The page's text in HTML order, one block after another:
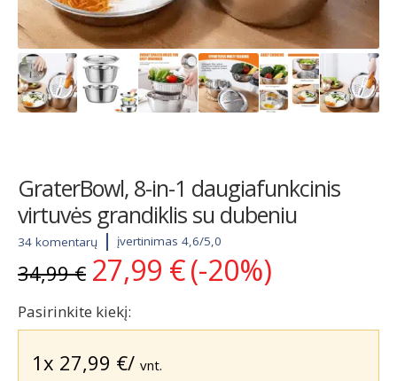
GraterBowl, 8-in-1 daugiafunkcinis
virtuvės grandiklis su dubeniu
34 komentarų įvertinimas 4,6/5,0
34,99€ Original
price
was:
34,99 €.
27,99 € Current
price
27,99 €.
(-20%)
Pasirinkite kiekį:
1x 27,99 €/ vnt.